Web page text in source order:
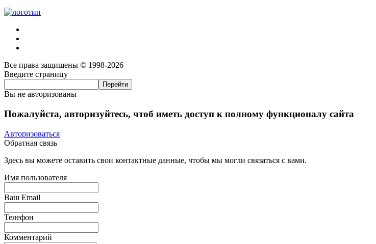
Все права защищены © 1998-2026
Введите страницу
Вы не авторизованы
Пожалуйста, авторизуйтесь, чтоб иметь доступ к полному функционалу сайта
Авторизоваться
Обратная связь
Здесь вы можете оставить свои контактные данные, чтобы мы могли связаться с вами.
Имя пользователя
Ваш Email
Телефон
Комментарий